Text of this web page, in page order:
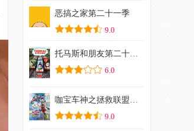
恶搞之家第二十一季
9.0
托马斯和朋友第二十一季
6.0
9.0